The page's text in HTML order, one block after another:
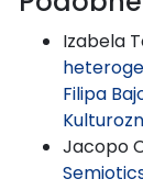
Izabela
Filipa
Jacopo